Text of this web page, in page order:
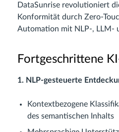
DataSunrise revolutioniert
Konformität durch Zero-
Automation mit NLP-, LLM-
Fortgeschrittene
1. NLP-gesteuerte
Kontextbezogene
des semantischen Inhalts